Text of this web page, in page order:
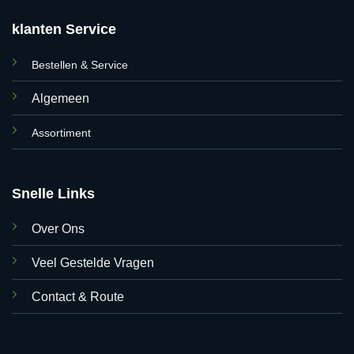
klanten Service
Bestellen & Service
Algemeen
Assortiment
Snelle Links
Over Ons
Veel Gestelde Vragen
Contact & Route